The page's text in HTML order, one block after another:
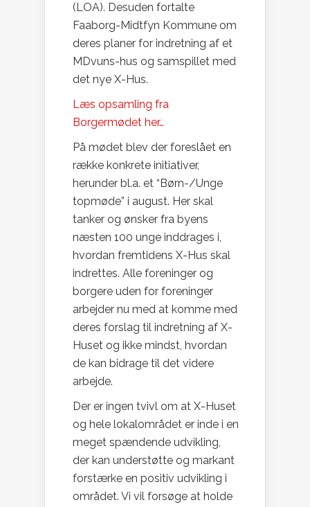
(LOA). Desuden fortalte
Faaborg-Midtfyn Kommune om
deres planer for indretning af et
MDvuns-hus og samspillet med
det nye X-Hus.
Læs opsamling fra
Borgermødet her…
På mødet blev der foreslået en
række konkrete initiativer,
herunder bl.a. et “Børn-/Unge
topmøde” i august. Her skal
tanker og ønsker fra byens
næsten 100 unge inddrages i,
hvordan fremtidens X-Hus skal
indrettes. Alle foreninger og
borgere uden for foreninger
arbejder nu med at komme med
deres forslag til indretning af X-
Huset og ikke mindst, hvordan
de kan bidrage til det videre
arbejde.
Der er ingen tvivl om at X-Huset
og hele lokalområdet er inde i en
meget spændende udvikling,
der kan understøtte og markant
forstærke en positiv udvikling i
området. Vi vil forsøge at holde